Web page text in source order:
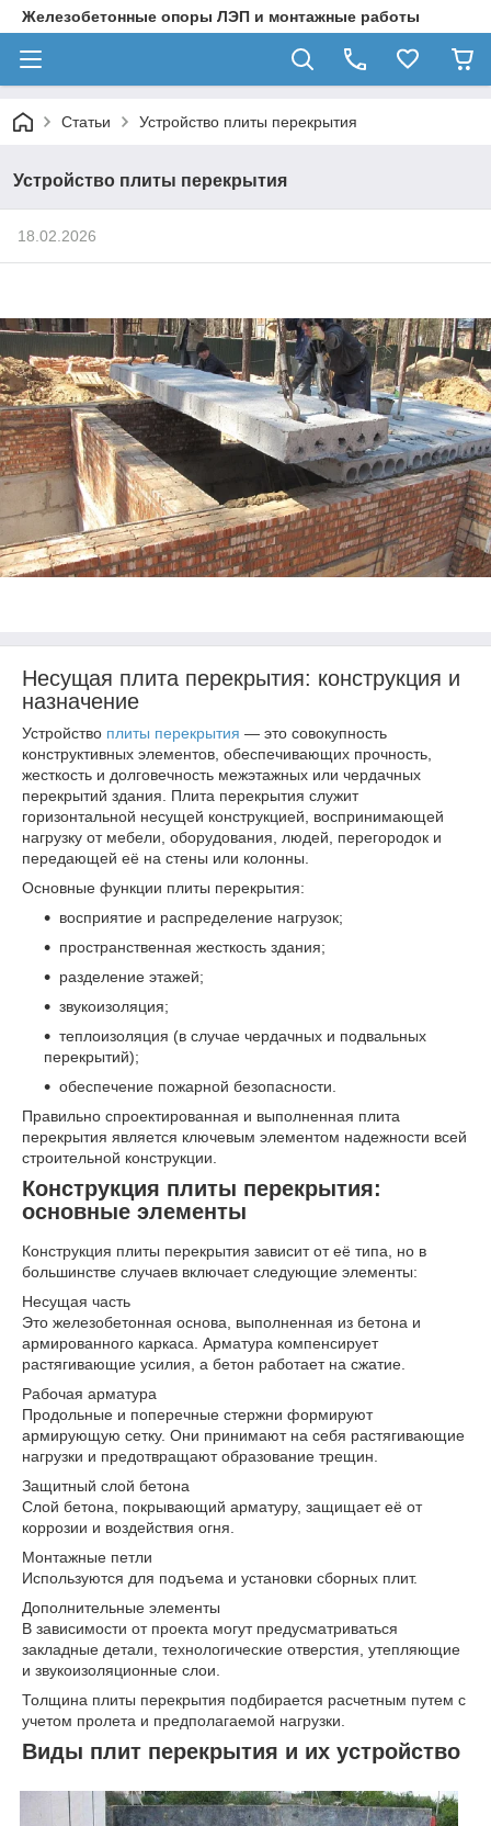
Железобетонные опоры ЛЭП и монтажные работы
Статьи Устройство плиты перекрытия
Устройство плиты перекрытия
18.02.2026
Несущая плита перекрытия: конструкция и
назначение
Устройство плиты перекрытия — это совокупность
конструктивных элементов, обеспечивающих прочность,
жесткость и долговечность межэтажных или чердачных
перекрытий здания. Плита перекрытия служит
горизонтальной несущей конструкцией, воспринимающей
нагрузку от мебели, оборудования, людей, перегородок и
передающей её на стены или колонны.
Основные функции плиты перекрытия:
восприятие и распределение нагрузок;
пространственная жесткость здания;
разделение этажей;
звукоизоляция;
теплоизоляция (в случае чердачных и подвальных
перекрытий);
обеспечение пожарной безопасности.
Правильно спроектированная и выполненная плита
перекрытия является ключевым элементом надежности всей
строительной конструкции.
Конструкция плиты перекрытия:
основные элементы
Конструкция плиты перекрытия зависит от её типа, но в
большинстве случаев включает следующие элементы:
Несущая часть
Это железобетонная основа, выполненная из бетона и
армированного каркаса. Арматура компенсирует
растягивающие усилия, а бетон работает на сжатие.
Рабочая арматура
Продольные и поперечные стержни формируют
армирующую сетку. Они принимают на себя растягивающие
нагрузки и предотвращают образование трещин.
Защитный слой бетона
Слой бетона, покрывающий арматуру, защищает её от
коррозии и воздействия огня.
Монтажные петли
Используются для подъема и установки сборных плит.
Дополнительные элементы
В зависимости от проекта могут предусматриваться
закладные детали, технологические отверстия, утепляющие
и звукоизоляционные слои.
Толщина плиты перекрытия подбирается расчетным путем с
учетом пролета и предполагаемой нагрузки.
Виды плит перекрытия и их устройство